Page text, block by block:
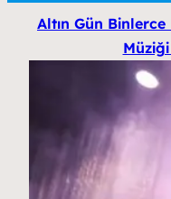
Altın Gün
Müziği